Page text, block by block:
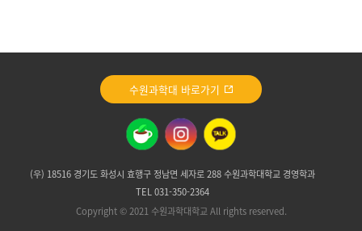
(우) 18516 경기도 화성시 효행구 정남면 세자로 288 수원과학대학교 경영학과
TEL 031-350-2364
Copyright © 2021 수원과학대학교 All rights reserved.
수원과학대 바로가기